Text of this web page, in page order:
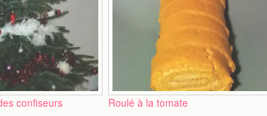
confiseurs Roulé à la tomate